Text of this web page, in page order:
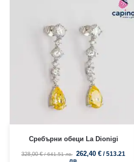
Сребърни обеци La Dionigi
328,00€ / 641.51 лв. 262,40€ / 513.21